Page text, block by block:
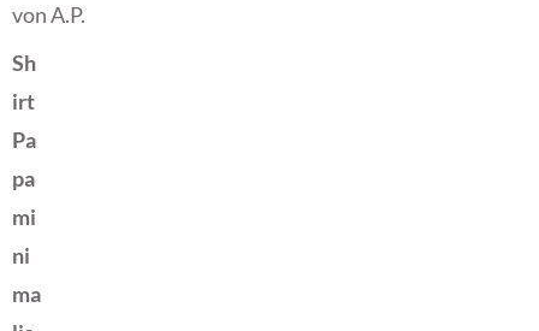
Bewertet mit
von A.P.
Sh
irt
Pa
pa
mi
ni
ma